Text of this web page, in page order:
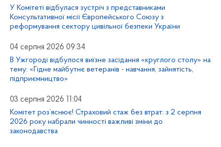
У Комітеті відбулася зустріч з представниками
Консультативної місії Європейського Союзу з
реформування сектору цивільної безпеки України
04 серпня 2026 09:34
В Ужгороді відбулося виїзне засідання «круглого столу» на
тему: «Гідне майбутнє ветеранів - навчання, зайнятість,
підприємництво»
03 серпня 2026 11:04
Комітет роз’яснює! Страховий стаж без втрат: з 2 серпня
2026 року набрали чинності важливі зміни до
законодавства